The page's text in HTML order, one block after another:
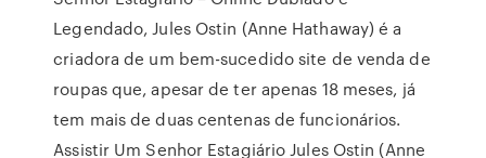
Legendado, Jules Ostin (Anne Hathaway) é a
criadora de um bem-sucedido site de venda de
roupas que, apesar de ter apenas 18 meses, já
tem mais de duas centenas de funcionários.
Assistir Um Senhor Estagiário Jules Ostin (Anne